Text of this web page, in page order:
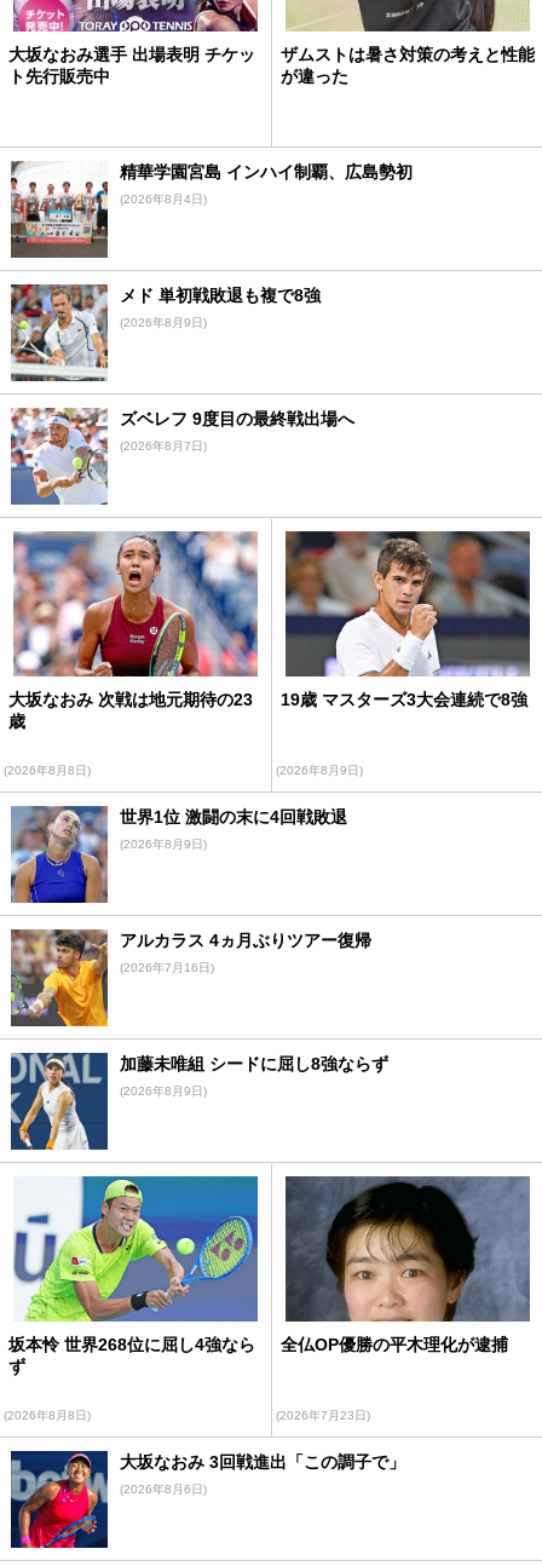
大坂なおみ選手 出場表明 チケッ
ト先行販売中
ザムストは暑さ対策の考えと性能
が違った
精華学園宮島 インハイ制覇、広島勢初
(2026年8月4日)
メド 単初戦敗退も複で8強
(2026年8月9日)
ズベレフ 9度目の最終戦出場へ
(2026年8月7日)
大坂なおみ 次戦は地元期待の23
歳
(2026年8月8日)
19歳 マスターズ3大会連続で8強
(2026年8月9日)
世界1位 激闘の末に4回戦敗退
(2026年8月9日)
アルカラス 4ヵ月ぶりツアー復帰
(2026年7月16日)
加藤未唯組 シードに屈し8強ならず
(2026年8月9日)
坂本怜 世界268位に屈し4強なら
ず
(2026年8月8日)
全仏OP優勝の平木理化が逮捕
(2026年7月23日)
大坂なおみ 3回戦進出「この調子で」
(2026年8月6日)